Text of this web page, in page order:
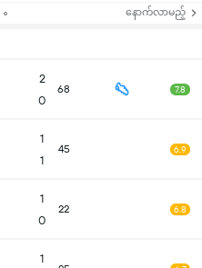
နောက်လာမည့်
2
0
68 7.8
1
1
45 6.9
1
0
22 6.8
1